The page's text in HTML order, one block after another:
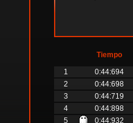
Tiempo
1 0:44:694
2
0:44:698
3
0:44:719
4
0:44:898
5
0:44:932